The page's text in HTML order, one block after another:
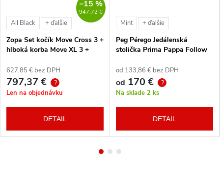
947,72 €
–15 %
All Black + ďalšie
Zopa Set kočík Move Cross 3 +
hlboká korba Move XL 3 +
vlastného výberu + báza
627,85 € bez DPH
797,37 € ?
Len na objednávku
DETAIL
Mint + ďalšie
Peg Pérego Jedálenská
stolička Prima Pappa Follow
od 133,86 € bez DPH
od 170 € ?
Na sklade 2 ks
DETAIL